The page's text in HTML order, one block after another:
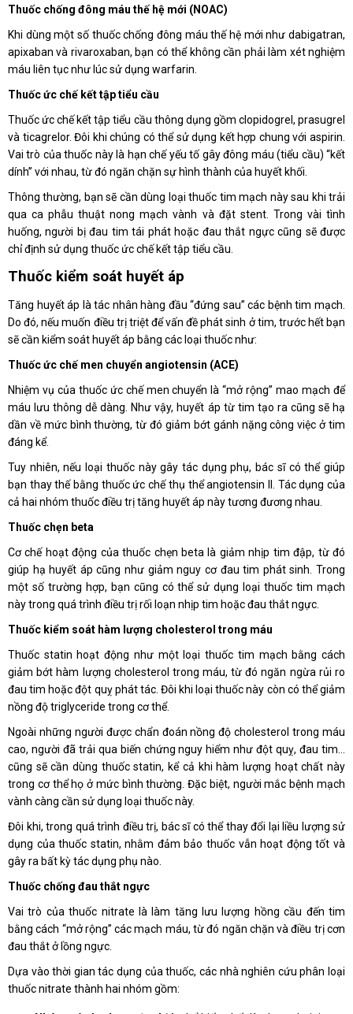
Thuốc chống đông máu thế hệ mới (NOAC)
Khi dùng một số thuốc chống đông máu thế hệ mới như dabigatran,
apixaban và rivaroxaban, bạn có thể không cần phải làm xét nghiệm
máu liên tục như lúc sử dụng warfarin.
Thuốc ức chế kết tập tiểu cầu
Thuốc ức chế kết tập tiểu cầu thông dụng gồm clopidogrel, prasugrel
và ticagrelor. Đôi khi chúng có thể sử dụng kết hợp chung với aspirin.
Vai trò của thuốc này là hạn chế yếu tố gây đông máu (tiểu cầu) “kết
dính” với nhau, từ đó ngăn chặn sự hình thành của huyết khối.
Thông thường, bạn sẽ cần dùng loại thuốc tim mạch này sau khi trải
qua ca phẫu thuật nong mạch vành và đặt stent. Trong vài tình
huống, người bị đau tim tái phát hoặc đau thắt ngực cũng sẽ được
chỉ định sử dụng thuốc ức chế kết tập tiểu cầu.
Thuốc kiểm soát huyết áp
Tăng huyết áp là tác nhân hàng đầu “đứng sau” các bệnh tim mạch.
Do đó, nếu muốn điều trị triệt để vấn đề phát sinh ở tim, trước hết bạn
sẽ cần kiểm soát huyết áp bằng các loại thuốc như:
Thuốc ức chế men chuyển angiotensin (ACE)
Nhiệm vụ của thuốc ức chế men chuyển là “mở rộng” mao mạch để
máu lưu thông dễ dàng. Như vậy, huyết áp từ tim tạo ra cũng sẽ hạ
dần về mức bình thường, từ đó giảm bớt gánh nặng công việc ở tim
đáng kể.
Tuy nhiên, nếu loại thuốc này gây tác dụng phụ, bác sĩ có thể giúp
bạn thay thế bằng thuốc ức chế thụ thể angiotensin II. Tác dụng của
cả hai nhóm thuốc điều trị tăng huyết áp này tương đương nhau.
Thuốc chẹn beta
Cơ chế hoạt động của thuốc chẹn beta là giảm nhịp tim đập, từ đó
giúp hạ huyết áp cũng như giảm nguy cơ đau tim phát sinh. Trong
một số trường hợp, bạn cũng có thể sử dụng loại thuốc tim mạch
này trong quá trình điều trị rối loạn nhịp tim hoặc đau thắt ngực.
Thuốc kiểm soát hàm lượng cholesterol trong máu
Thuốc statin hoạt động như một loại thuốc tim mạch bằng cách
giảm bớt hàm lượng cholesterol trong máu, từ đó ngăn ngừa rủi ro
đau tim hoặc đột quỵ phát tác. Đôi khi loại thuốc này còn có thể giảm
nồng độ triglyceride trong cơ thể.
Ngoài những người được chẩn đoán nồng độ cholesterol trong máu
cao, người đã trải qua biến chứng nguy hiểm như đột quỵ, đau tim…
cũng sẽ cần dùng thuốc statin, kể cả khi hàm lượng hoạt chất này
trong cơ thể họ ở mức bình thường. Đặc biệt, người mắc bệnh mạch
vành càng cần sử dụng loại thuốc này.
Đôi khi, trong quá trình điều trị, bác sĩ có thể thay đổi lại liều lượng sử
dụng của thuốc statin, nhằm đảm bảo thuốc vẫn hoạt động tốt và
gây ra bất kỳ tác dụng phụ nào.
Thuốc chống đau thắt ngực
Vai trò của thuốc nitrate là làm tăng lưu lượng hồng cầu đến tim
bằng cách “mở rộng” các mạch máu, từ đó ngăn chặn và điều trị cơn
đau thắt ở lồng ngực.
Dựa vào thời gian tác dụng của thuốc, các nhà nghiên cứu phân loại
thuốc nitrate thành hai nhóm gồm: